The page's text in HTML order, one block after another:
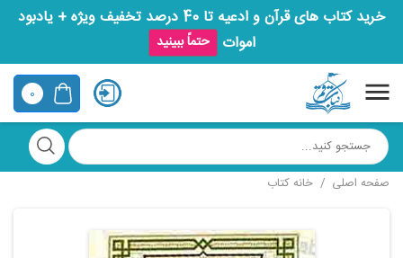
خرید کتاب های قرآن و ادعیه تا 40 درصد تخفیف ویژه + یادبود
اموات
حتماً ببینید
0
صفحه اصلی خانه کتاب